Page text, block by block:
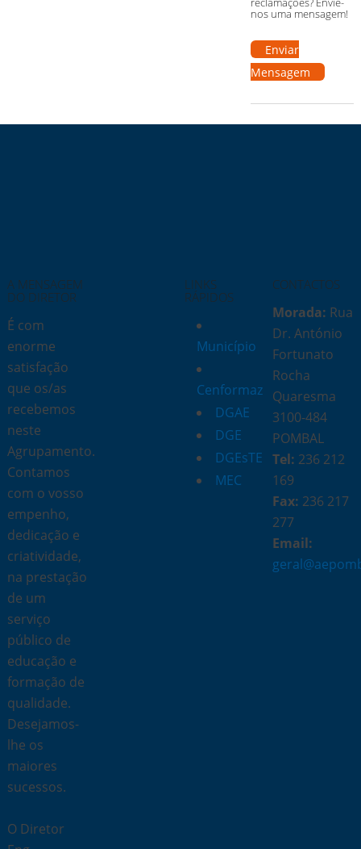
nos uma mensagem!
Enviar
Mensagem
A MENSAGEM
DO DIRETOR
É com
enorme
satisfação
que os/as
recebemos
neste
Agrupamento.
Contamos
com o vosso
empenho,
dedicação e
criatividade,
na prestação
de um
serviço
público de
educação e
formação de
qualidade.
Desejamos-
lhe os
maiores
sucessos.
O Diretor
LINKS
RÁPIDOS
Município
Cenformaz
DGAE
DGE
DGEsTE
MEC
CONTACTOS
Morada: Rua
Dr. António
Fortunato
Rocha
Quaresma
3100-484
POMBAL
Tel: 236 212
169
Fax: 236 217
277
Email: